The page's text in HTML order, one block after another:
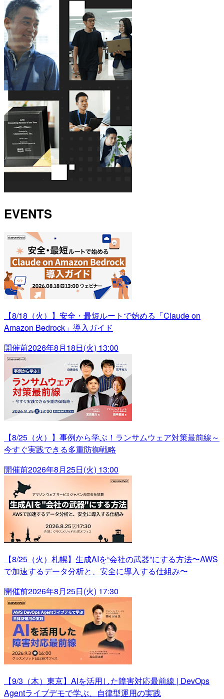
EVENTS
【8/18（火）】安全・最短ルートで始める「Claude on
Amazon Bedrock」導入ガイド
開催前2026年8月18日(火) 13:00
【8/25（火）】事例から学ぶ！ランサムウェア対策最前線～
今すぐ実践できる多重防御戦略
開催前2026年8月25日(火) 13:00
【8/25（火）札幌】生成AIを“会社の武器”にする方法〜AWS
で加速するデータ分析と、安全に導入する仕組み〜
開催前2026年8月25日(火) 17:30
【9/3（木）東京】AIを活用した障害対応最前線 | DevOps
Agentライブデモで学ぶ、自律型運用の実践